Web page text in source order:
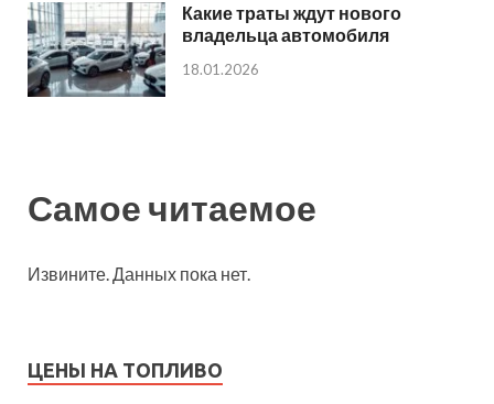
Какие траты ждут нового
владельца автомобиля
18.01.2026
Самое читаемое
Извините. Данных пока нет.
ЦЕНЫ НА ТОПЛИВО